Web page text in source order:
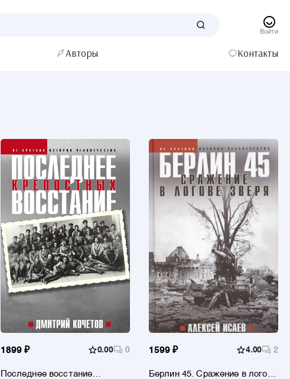
Войти
Авторы Контакты
1899 ₽ 0.00 0
Последнее восстание
1599 ₽ 4.00 2
Берлин 45. Сражение в логове